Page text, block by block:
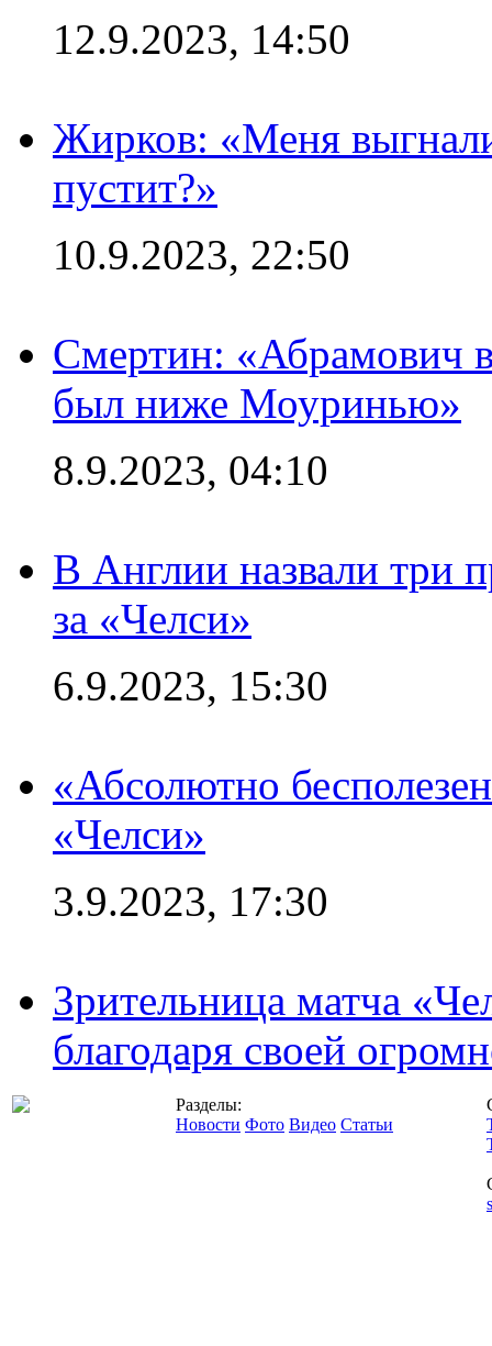
12.9.2023, 14:50
Жирков: «Меня
пустит?»
10.9.2023, 22:50
Смертин: «Абрамович в
был ниже Моуринью»
8.9.2023, 04:10
В Англии назвали три
за «Челси»
6.9.2023, 15:30
«Абсолютно
«Челси»
3.9.2023, 17:30
Зрительница матча
благодаря своей
Разделы:
Новости Фото Видео Статьи